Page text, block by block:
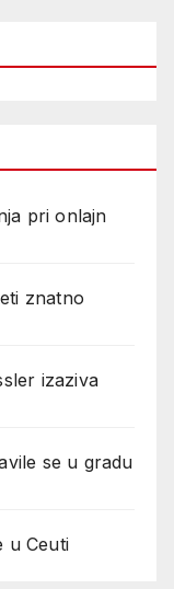
pri onlajn
znatno
izaziva
se u gradu
u Ceuti